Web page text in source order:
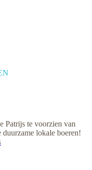
Patrijs te voorzien van
duurzame lokale boeren!